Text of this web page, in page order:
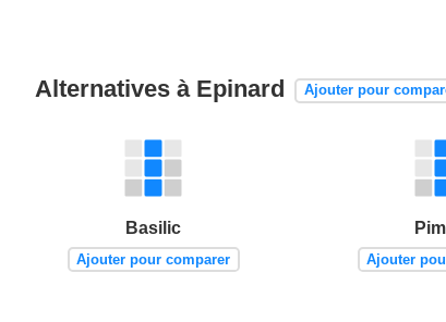
Alternatives à Epinard Ajouter pour
Basilic
Ajouter pour comparer Ajouter